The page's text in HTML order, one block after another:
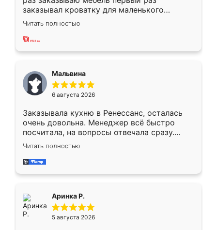
заказывал кроватку для маленького
ребёнка при его рождении ,во второй раз
заказал шкаф-купе. По качеству очень
хорошее сборка достаточно быстрая,
меньше, здесь же он более разнообразный.
Мне нравится ,если что-то потребуется из
мебели буду заказывать только здесь.
Читать полностью
Мальвина
6 августа 2026
Заказывала кухню в Ренессанс, осталась
очень довольна. Менеджер всё быстро
посчитала, на вопросы отвечала сразу.
Замерщик приехал в субботу, подошёл к
делу со всей ответственностью. Собрали
за день, ребята работали аккуратно, даже
Читать полностью
Аринка Р.
5 августа 2026